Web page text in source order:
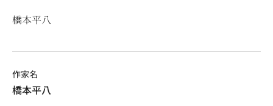
橋本平八
作家名
橋本平八